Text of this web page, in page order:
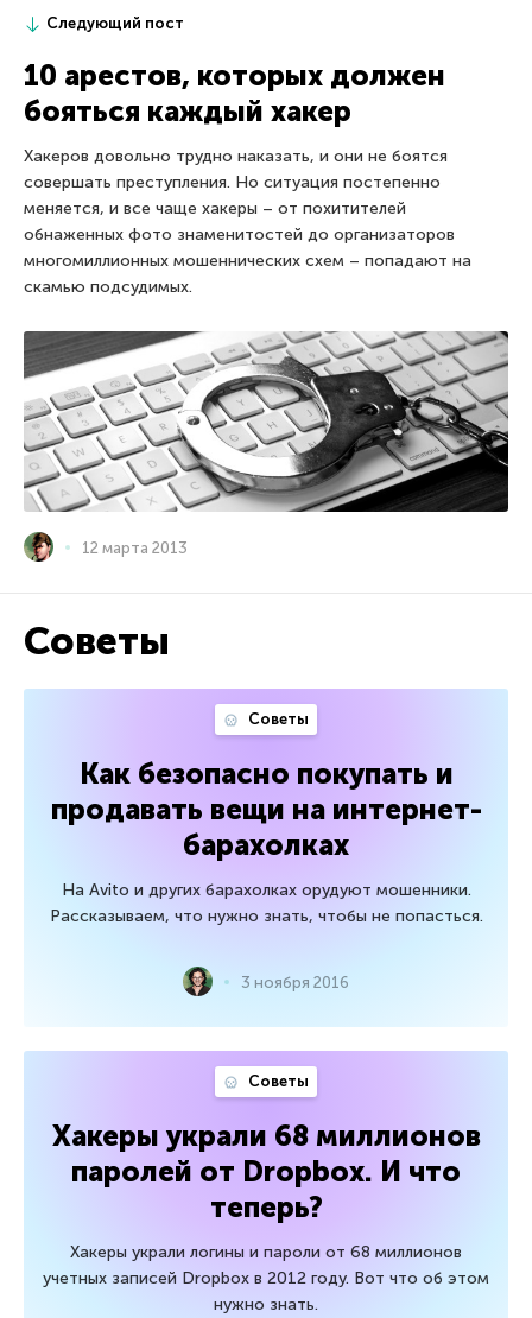
Следующий пост
10 арестов, которых должен
бояться каждый хакер
Хакеров довольно трудно наказать, и они не боятся
совершать преступления. Но ситуация постепенно
меняется, и все чаще хакеры – от похитителей
обнаженных фото знаменитостей до организаторов
многомиллионных мошеннических схем – попадают на
скамью подсудимых.
12 марта 2013
Советы
Советы
Как безопасно покупать и
продавать вещи на интернет-
барахолках
На Avito и других барахолках орудуют мошенники.
Рассказываем, что нужно знать, чтобы не попасться.
3 ноября 2016
Советы
Хакеры украли 68 миллионов
паролей от Dropbox. И что
теперь?
Хакеры украли логины и пароли от 68 миллионов
учетных записей Dropbox в 2012 году. Вот что об этом
нужно знать.